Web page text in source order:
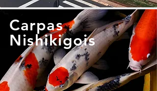
Carpas
Nishikigois